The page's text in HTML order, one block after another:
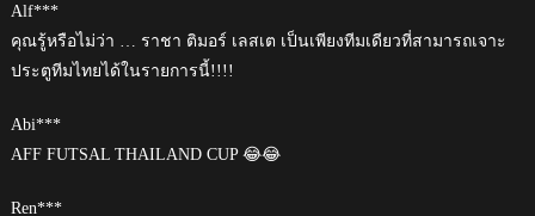
Alf***
คุณรู้หรือไม่ว่า … ราชา ติมอร์ เลสเต เป็นเพียงทีมเดียวที่สามารถเจาะ
ประตูทีมไทยได้ในรายการนี้!!!!
Abi***
AFF FUTSAL THAILAND CUP 😂😂
Ren***